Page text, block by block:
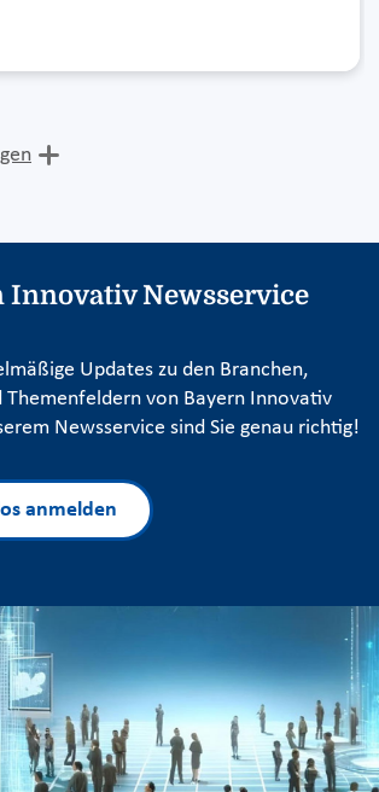
Innovativ Newsservice
Updates zu den Branchen,
Themenfeldern von Bayern Innovativ
Newsservice sind Sie genau richtig!
anmelden